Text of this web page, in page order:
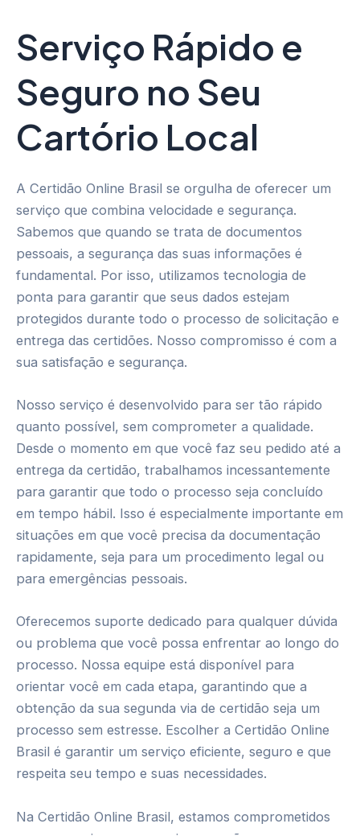
Serviço Rápido e
Seguro no Seu
Cartório Local
A Certidão Online Brasil se orgulha de oferecer um
serviço que combina velocidade e segurança.
Sabemos que quando se trata de documentos
pessoais, a segurança das suas informações é
fundamental. Por isso, utilizamos tecnologia de
ponta para garantir que seus dados estejam
protegidos durante todo o processo de solicitação e
entrega das certidões. Nosso compromisso é com a
sua satisfação e segurança.
Nosso serviço é desenvolvido para ser tão rápido
quanto possível, sem comprometer a qualidade.
Desde o momento em que você faz seu pedido até a
entrega da certidão, trabalhamos incessantemente
para garantir que todo o processo seja concluído
em tempo hábil. Isso é especialmente importante em
situações em que você precisa da documentação
rapidamente, seja para um procedimento legal ou
para emergências pessoais.
Oferecemos suporte dedicado para qualquer dúvida
ou problema que você possa enfrentar ao longo do
processo. Nossa equipe está disponível para
orientar você em cada etapa, garantindo que a
obtenção da sua segunda via de certidão seja um
processo sem estresse. Escolher a Certidão Online
Brasil é garantir um serviço eficiente, seguro e que
respeita seu tempo e suas necessidades.
Na Certidão Online Brasil, estamos comprometidos